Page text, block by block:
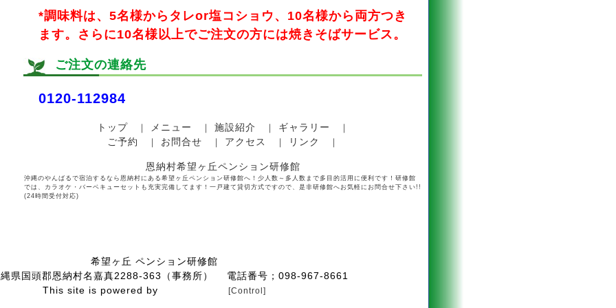
*調味料は、5名様からタレor塩コショウ、10名様から両方つき
ます。さらに10名様以上でご注文の方には焼きそばサービス。
ご注文の連絡先
0120-112984
トップ ｜ メニュー ｜ 施設紹介 ｜ ギャラリー ｜
ご予約 ｜ お問合せ ｜ アクセス ｜ リンク ｜
恩納村希望ヶ丘ペンション研修館
沖縄のやんばるで宿泊するなら恩納村にある希望ヶ丘ペンション研修館へ！少人数～多人数まで多目的活用に便利です！研修館
では、カラオケ・バーベキューセットも充実完備してます！一戸建て貸切方式ですので、是非研修館へお気軽にお問合せ下さい!!
(24時間受付対応)
希望ヶ丘 ペンション研修館
縄県国頭郡恩納村名嘉真2288-363（事務所） 電話番号；098-967-8661
This site is powered by
[Control]